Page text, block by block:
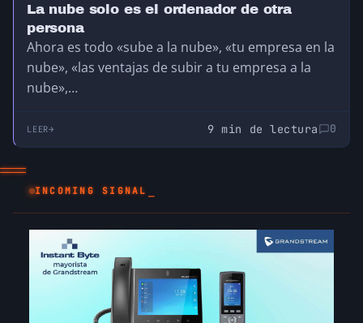
La nube solo es el ordenador de otra
persona
Ahora es todo «sube a la nube», «tu empresa en la
nube», «las ventajas de subir a tu empresa a la
nube»,…
LEER 9 min de lectura 0
INCOMING SIGNAL